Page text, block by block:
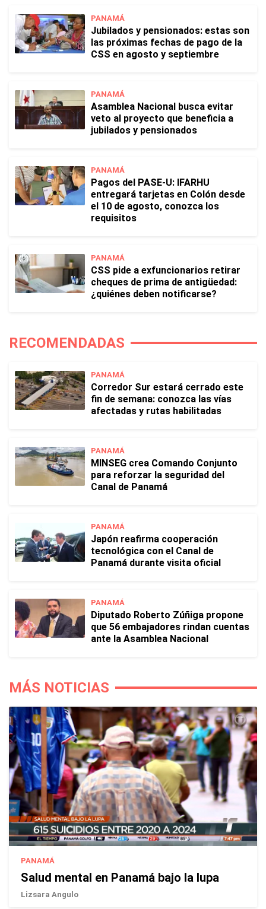
PANAMÁ
Jubilados y pensionados: estas son
las próximas fechas de pago de la
CSS en agosto y septiembre
PANAMÁ
Asamblea Nacional busca evitar
veto al proyecto que beneficia a
jubilados y pensionados
PANAMÁ
Pagos del PASE-U: IFARHU
entregará tarjetas en Colón desde
el 10 de agosto, conozca los
requisitos
PANAMÁ
CSS pide a exfuncionarios retirar
cheques de prima de antigüedad:
¿quiénes deben notificarse?
RECOMENDADAS
PANAMÁ
Corredor Sur estará cerrado este
fin de semana: conozca las vías
afectadas y rutas habilitadas
PANAMÁ
MINSEG crea Comando Conjunto
para reforzar la seguridad del
Canal de Panamá
PANAMÁ
Japón reafirma cooperación
tecnológica con el Canal de
Panamá durante visita oficial
PANAMÁ
Diputado Roberto Zúñiga propone
que 56 embajadores rindan cuentas
ante la Asamblea Nacional
MÁS NOTICIAS
PANAMÁ
Salud mental en Panamá bajo la lupa
Lizsara Angulo